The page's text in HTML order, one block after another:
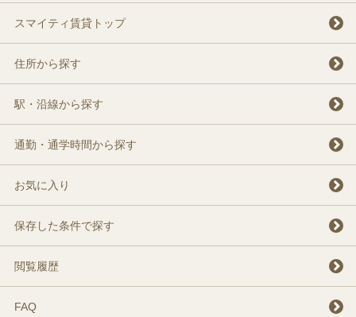
スマイティ賃貸トップ
住所から探す
駅・沿線から探す
通勤・通学時間から探す
お気に入り
保存した条件で探す
閲覧履歴
FAQ